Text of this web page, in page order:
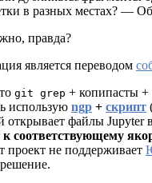
в разных местах? —
правда?
является переводом
git grep + копипасты +
использую ngp + скрипт
открывает файлы Jupyter
к соответствующему
проект не поддерживает